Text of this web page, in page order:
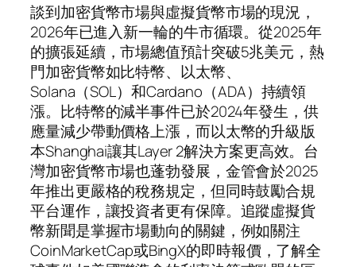
談到加密貨幣市場與虛擬貨幣市場的現況，
2026年已進入新一輪的牛市循環。從2025年
的擴張延續，市場總值預計突破5兆美元，熱
門加密貨幣如比特幣、以太幣、
Solana（SOL）和Cardano（ADA）持續領
漲。比特幣的減半事件已於2024年發生，供
應量減少帶動價格上漲，而以太幣的升級版
本Shanghai讓其Layer 2解決方案更高效。台
灣加密貨幣市場也蓬勃發展，金管會於2025
年推出更嚴格的稅務規定，但同時鼓勵合規
平台運作，讓投資者更有保障。追蹤虛擬貨
幣新聞是掌握市場動向的關鍵，例如關注
CoinMarketCap或BingX的即時報價，了解全